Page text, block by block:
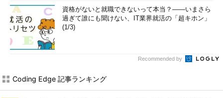
資格がないと就職できないって本当？――いまさら
過ぎて誰にも聞けない、IT業界就活の「超キホン」
(1/3)
Recommended by
Coding Edge 記事ランキング